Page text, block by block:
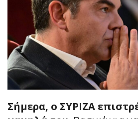
Σήμερα, ο ΣΥΡΙΖΑ